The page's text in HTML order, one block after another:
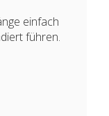
einfach
führen.